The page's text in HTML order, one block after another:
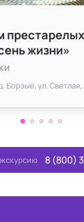
престарелых
жизни»
Борзые, ул. Светлая,
8 (800)